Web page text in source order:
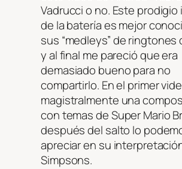
Vadrucci o no. Este prodigio
de la batería es mejor
sus “medleys” de ringtones
y al final me pareció que era
demasiado bueno para no
compartirlo. En el primer
magistralmente una
con temas de Super Mario
después del salto lo
apreciar en su
Simpsons.